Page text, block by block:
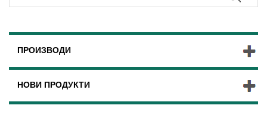
ПРОИЗВОДИ
НОВИ ПРОДУКТИ